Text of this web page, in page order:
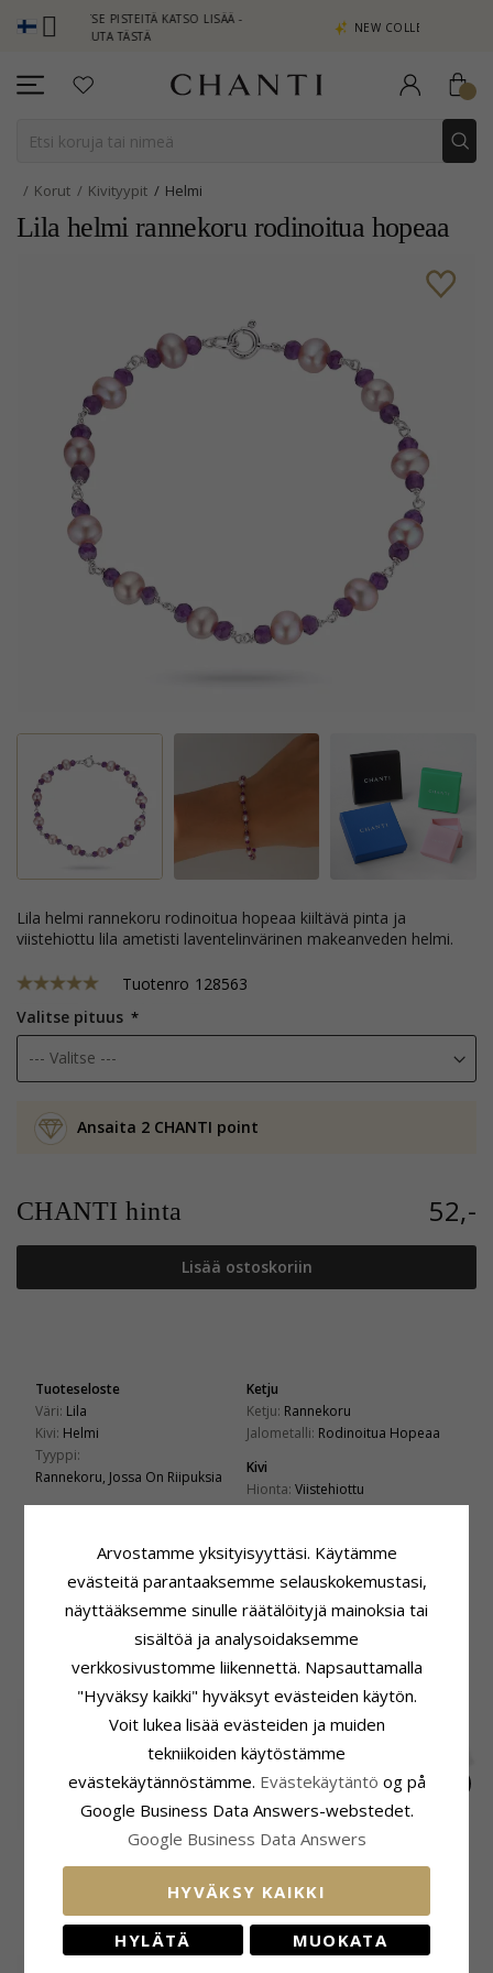
PISTEITÄ KATSO LISÄÄ -
TÄSTÄ
NEW COLLECTION | AURA
Korut Kivityypit Helmi
Lila helmi rannekoru rodinoitua hopeaa
lila helmi rannekoru rodinoitua hopeaa kiiltävä pinta ja
viistehiottu lila ametisti laventelinvärinen makeanveden helmi.
Tuotenro 128563
Valitse pituus
Ansaita 2 CHANTI point
CHANTI hinta 52,-
Lisää ostoskoriin
Tuoteseloste
Väri: Lila
Kivi: Helmi
Tyyppi:
Rannekoru, Jossa On Riipuksia
Ketju
Ketju: Rannekoru
Jalometalli: Rodinoitua Hopeaa
Kivi
Hionta: Viistehiottu
Väri:Lila
Laventelinvärinen
Helmityyppi: Makeanveden Helmi
ASIAKKAAT OSTAVAT MYÖS
CHANTI hinta 49,-
Lila zirkoni sormus
CHANTI hinta 50,-
Panzer sormus
CHANTI hinta
ÄSKETTÄIN KATSOTUT TUOTTEET
Arvostamme yksityisyyttäsi. Käytämme
evästeitä parantaaksemme selauskokemustasi,
näyttääksemme sinulle räätälöityjä mainoksia tai
sisältöä ja analysoidaksemme
verkkosivustomme liikennettä. Napsauttamalla
"Hyväksy kaikki" hyväksyt evästeiden käytön.
Voit lukea lisää evästeiden ja muiden
tekniikoiden käytöstämme
evästekäytännöstämme. Evästekäytäntö og på
Google Business Data Answers-webstedet.
Google Business Data Answers
HYVÄKSY KAIKKI
HYLÄTÄ MUOKATA